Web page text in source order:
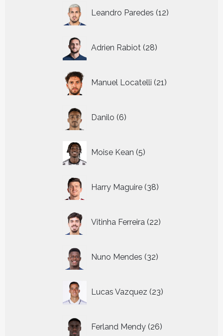
Leandro Paredes 12
producten
Adrien Rabiot 28
producten
Manuel Locatelli 21
producten
Danilo 6
producten
Moise Kean 5
producten
Harry Maguire 38
producten
Vitinha Ferreira 22
producten
Nuno Mendes 32
producten
Lucas Vazquez 23
producten
Ferland Mendy 26
producten